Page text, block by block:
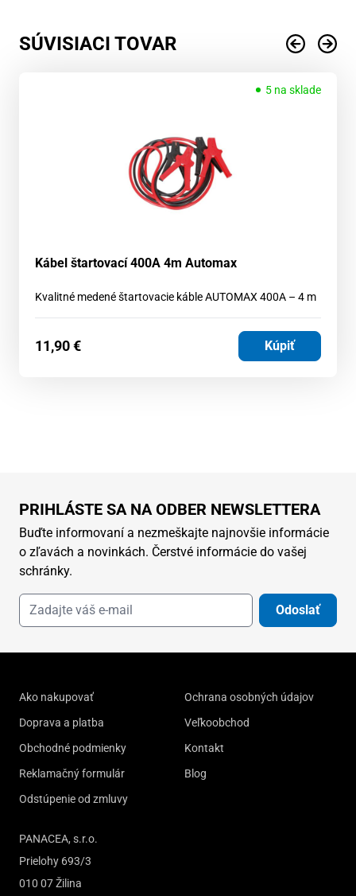
SÚVISIACI TOVAR
5 na sklade
Kábel štartovací 400A 4m Automax
Kvalitné medené štartovacie káble AUTOMAX 400A – 4 m
11,90€ Kúpiť
PRIHLÁSTE SA NA ODBER NEWSLETTERA
Buďte informovaní a nezmeškajte najnovšie informácie
o zľavách a novinkách. Čerstvé informácie do vašej
schránky.
Odoslať
Ako nakupovať
Doprava a platba
Obchodné podmienky
Reklamačný formulár
Odstúpenie od zmluvy
Ochrana osobných údajov
Veľkoobchod
Kontakt
Blog
PANACEA, s.r.o.
Prielohy 693/3
010 07 Žilina